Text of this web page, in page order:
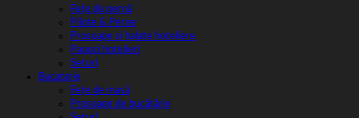
Fețe de pernă
Pilote & Perne
Prosoape si halate hoteliere
Papuci hotelieri
Seturi
Bucatarie
Fețe de masă
Prosoape de bucătărie